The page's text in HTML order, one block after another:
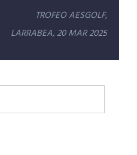
TROFEO AESGOLF,
LARRABEA, 20 MAR 2025